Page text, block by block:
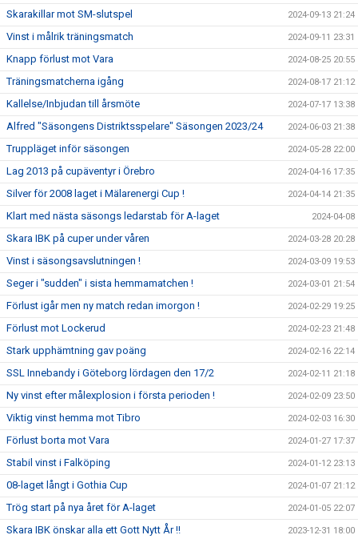
Skarakillar mot SM-slutspel 2024-09-13 21:24
Vinst i målrik träningsmatch 2024-09-11 23:31
Knapp förlust mot Vara 2024-08-25 20:55
Träningsmatcherna igång 2024-08-17 21:12
Kallelse/Inbjudan till årsmöte 2024-07-17 13:38
Alfred "Säsongens Distriktsspelare" Säsongen 2023/24 2024-06-03 21:38
Truppläget inför säsongen 2024-05-28 22:00
Lag 2013 på cupäventyr i Örebro 2024-04-16 17:35
Silver för 2008 laget i Mälarenergi Cup ! 2024-04-14 21:35
Klart med nästa säsongs ledarstab för A-laget 2024-04-08
Skara IBK på cuper under våren 2024-03-28 20:28
Vinst i säsongsavslutningen ! 2024-03-09 19:53
Seger i "sudden" i sista hemmamatchen ! 2024-03-01 21:54
Förlust igår men ny match redan imorgon ! 2024-02-29 19:25
Förlust mot Lockerud 2024-02-23 21:48
Stark upphämtning gav poäng 2024-02-16 22:14
SSL Innebandy i Göteborg lördagen den 17/2 2024-02-11 21:18
Ny vinst efter målexplosion i första perioden ! 2024-02-09 23:50
Viktig vinst hemma mot Tibro 2024-02-03 16:30
Förlust borta mot Vara 2024-01-27 17:37
Stabil vinst i Falköping 2024-01-12 23:13
08-laget långt i Gothia Cup 2024-01-07 21:12
Trög start på nya året för A-laget 2024-01-05 22:07
Skara IBK önskar alla ett Gott Nytt År !! 2023-12-31 18:00